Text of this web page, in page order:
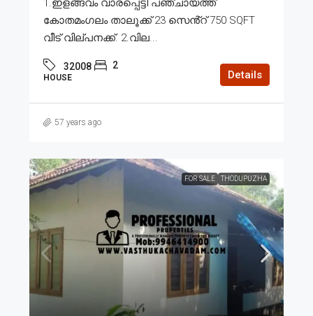
1.ഇളങ്ങവം വാരപ്പെട്ടി പഞ്ചായത്ത്
കോതമംഗലം താലൂക്ക് 23 സെൻ്റ് 750 SQFT
വീട് വില്പനക്ക്. 2.വില...
32008 2
HOUSE Details
57 years ago
FOR SALE THODUPUZHA